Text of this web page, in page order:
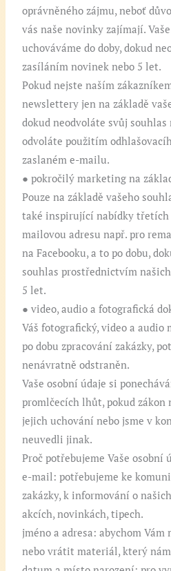
oprávněného zájmu, neboť
vás naše novinky zajímají.
uchováváme do doby, dokud
zasíláním novinek nebo 5 let.
Pokud nejste naším
newslettery jen na základě
dokud neodvoláte svůj souhlas
odvoláte použitím
zaslaném e-mailu.
● pokročilý marketing na
Pouze na základě vašeho
také inspirující nabídky třetích
mailovou adresu např. pro
na Facebooku, a to po dobu,
souhlas prostřednictvím
5 let.
● video, audio a fotografická
Váš fotografický, video a audio
po dobu zpracování zakázky,
nenávratně odstraněn.
Vaše osobní údaje si
promlčecích lhůt, pokud zákon
jejich uchování nebo jsme v
neuvedli jinak.
Proč potřebujeme Vaše osobní
e-mail: potřebujeme ke
zakázky, k informování o
akcích, novinkách, tipech.
jméno a adresa: abychom
nebo vrátit materiál, který